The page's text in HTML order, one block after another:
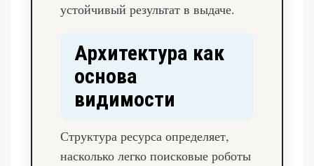
устойчивый результат в выдаче.
Архитектура как
основа
видимости
Структура ресурса определяет,
насколько легко поисковые роботы